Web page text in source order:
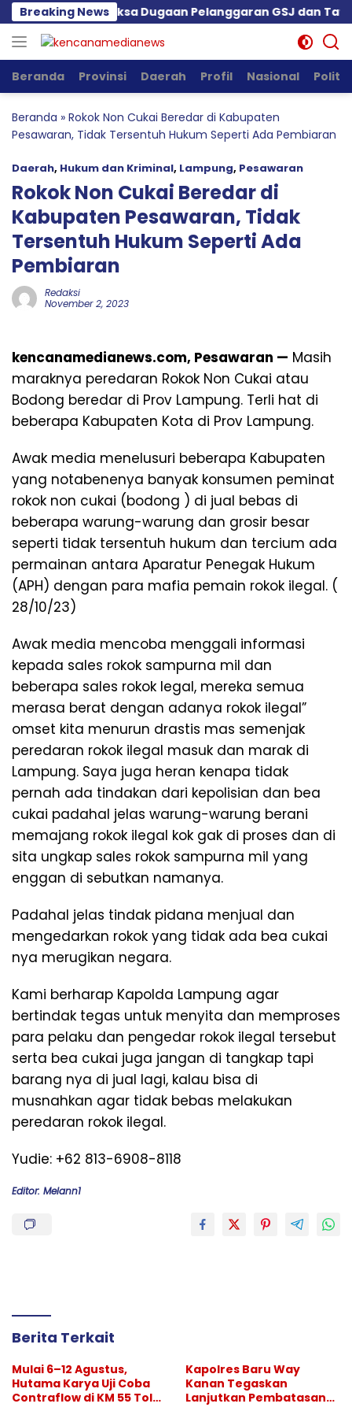
Langsung
ke
konten
Breaking News
Pemkot Periksa Dugaan Pelanggaran GSJ dan Tata
Beranda Provinsi Daerah Profil Nasional Politik
Beranda » Rokok Non Cukai Beredar di Kabupaten
Pesawaran, Tidak Tersentuh Hukum Seperti Ada Pembiaran
Daerah, Hukum dan Kriminal, Lampung, Pesawaran
Rokok Non Cukai Beredar di
Kabupaten Pesawaran, Tidak
Tersentuh Hukum Seperti Ada
Pembiaran
Redaksi
November 2, 2023
kencanamedianews.com, Pesawaran — Masih
maraknya peredaran Rokok Non Cukai atau
Bodong beredar di Prov Lampung. Terli hat di
beberapa Kabupaten Kota di Prov Lampung.
Awak media menelusuri beberapa Kabupaten
yang notabenenya banyak konsumen peminat
rokok non cukai (bodong ) di jual bebas di
beberapa warung-warung dan grosir besar
seperti tidak tersentuh hukum dan tercium ada
permainan antara Aparatur Penegak Hukum
(APH) dengan para mafia pemain rokok ilegal. (
28/10/23)
Awak media mencoba menggali informasi
kepada sales rokok sampurna mil dan
beberapa sales rokok legal, mereka semua
merasa berat dengan adanya rokok ilegal”
omset kita menurun drastis mas semenjak
peredaran rokok ilegal masuk dan marak di
Lampung. Saya juga heran kenapa tidak
pernah ada tindakan dari kepolisian dan bea
cukai padahal jelas warung-warung berani
memajang rokok ilegal kok gak di proses dan di
sita ungkap sales rokok sampurna mil yang
enggan di sebutkan namanya.
Padahal jelas tindak pidana menjual dan
mengedarkan rokok yang tidak ada bea cukai
nya merugikan negara.
Kami berharap Kapolda Lampung agar
bertindak tegas untuk menyita dan memproses
para pelaku dan pengedar rokok ilegal tersebut
serta bea cukai juga jangan di tangkap tapi
barang nya di jual lagi, kalau bisa di
musnahkan agar tidak bebas melakukan
peredaran rokok ilegal.
Yudie: +62 813-6908-8118
Editor: Melann1
Berita Terkait
Mulai 6–12 Agustus,
Hutama Karya Uji Coba
Contraflow di KM 55 Tol
Kapolres Baru Way
Kanan Tegaskan
Lanjutkan Pembatasan